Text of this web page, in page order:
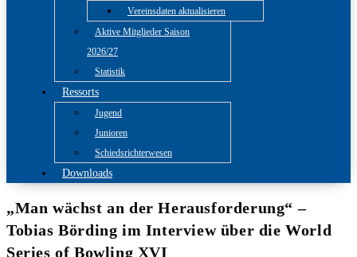
Vereinsdaten aktualisieren
Aktive Mitglieder Saison
2026/27
Statistik
Ressorts
Jugend
Junioren
Schiedsrichterwesen
Downloads
„Man wächst an der Herausforderung“ –
Tobias Börding im Interview über die World
Series of Bowling XVI